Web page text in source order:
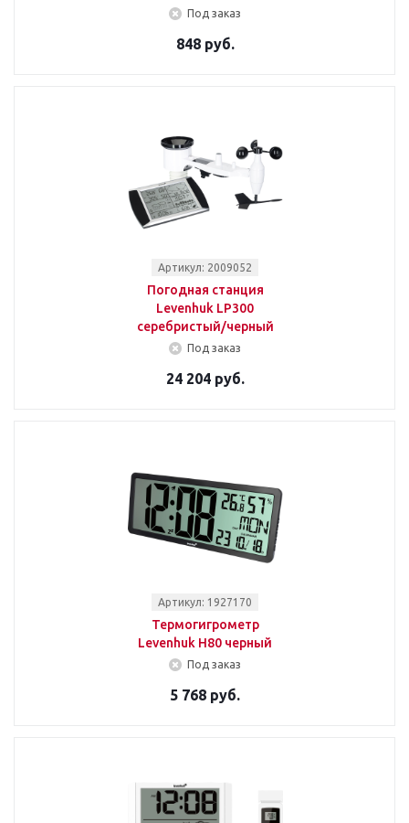
Под заказ
848 руб.
Артикул: 2009052
Погодная станция
Levenhuk LP300
серебристый/черный
Под заказ
24 204 руб.
Артикул: 1927170
Термогигрометр
Levenhuk H80 черный
Под заказ
5 768 руб.